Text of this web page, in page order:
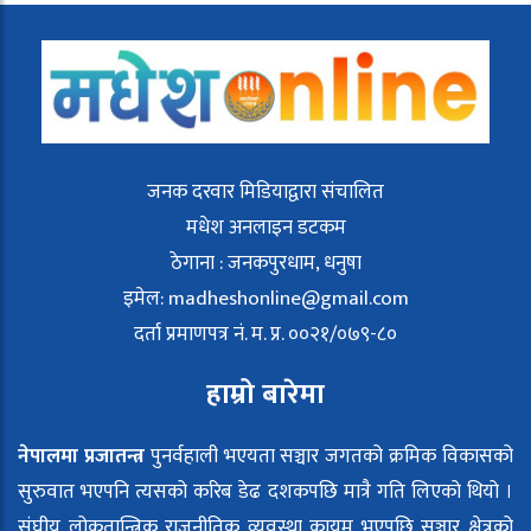
जनक दरवार मिडियाद्वारा संचालित
मधेश अनलाइन डटकम
ठेगाना : जनकपुरधाम, धनुषा
इमेल:madheshonline@gmail.com
दर्ता प्रमाणपत्र नं. म. प्र. ००२१/०७९-८०
हाम्रो बारेमा
नेपालमा प्रजातन्त्रपुनर्वहाली भएयता सञ्चार जगतको क्रमिक विकासको
सुरुवात भएपनि त्यसको करिब डेढ दशकपछि मात्रै गति लिएको थियो ।